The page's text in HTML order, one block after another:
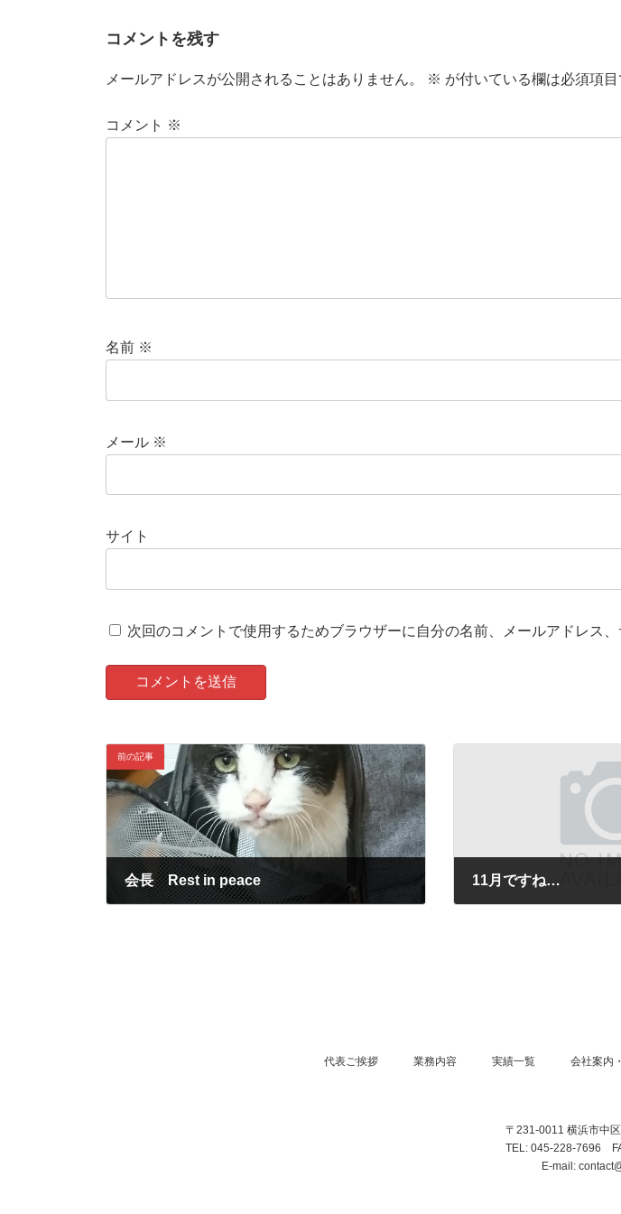
コメントを残す
メールアドレスが公開されることはありません。 ※ が付いている欄は必須項目
コメント ※
名前 ※
メール ※
サイト
次回のコメントで使用するためブラウザーに自分の名前、メールアドレス、
前の記事
会長 Rest in peace 11月ですね…
代表ご挨拶 業務内容 実績一覧 会社案内
〒231-0011 横浜市中
TEL: 045-228-7696
E-mail: